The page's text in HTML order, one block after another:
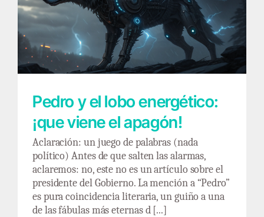
Pedro y el lobo energético: ¡que viene el
apagón!
Pedro y el lobo energético:
¡que viene el apagón!
Aclaración: un juego de palabras (nada
político) Antes de que salten las alarmas,
aclaremos: no, este no es un artículo sobre el
presidente del Gobierno. La mención a “Pedro”
es pura coincidencia literaria, un guiño a una
de las fábulas más eternas d [...]